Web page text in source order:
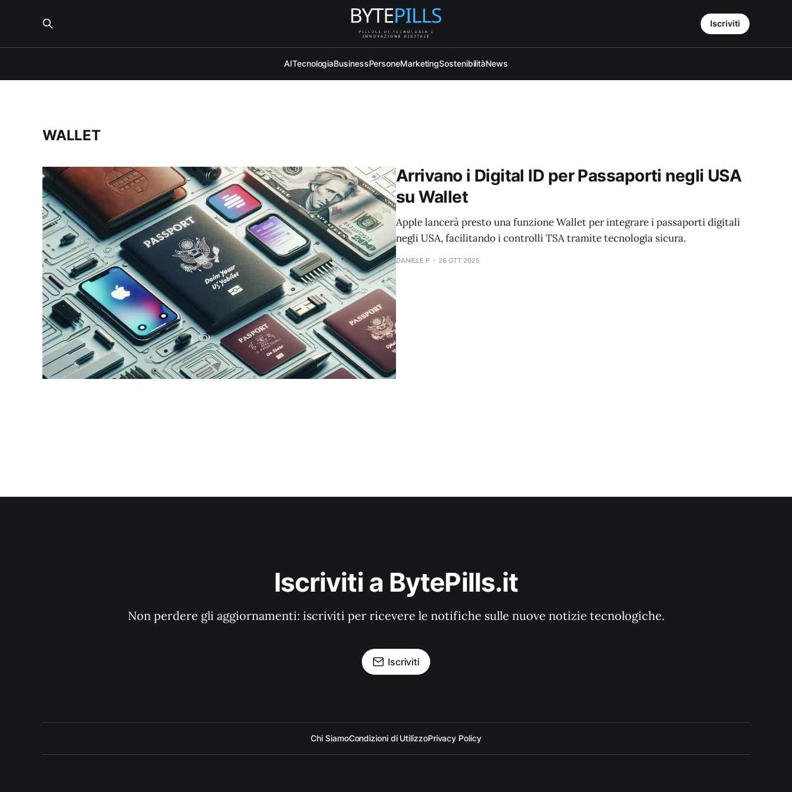
AITecnologiaBusinessPersoneMarketingSostenibilitàNews
Iscriviti
WALLET
Arrivano i Digital ID per Passaporti negli USA
su Wallet
Apple lancerà presto una funzione Wallet per integrare i passaporti digitali
negli USA, facilitando i controlli TSA tramite tecnologia sicura.
DANIELE P 28 OTT 2025
Iscriviti a BytePills.it
Non perdere gli aggiornamenti: iscriviti per ricevere le notifiche sulle nuove notizie tecnologiche.
Iscriviti
Chi SiamoCondizioni di UtilizzoPrivacy Policy